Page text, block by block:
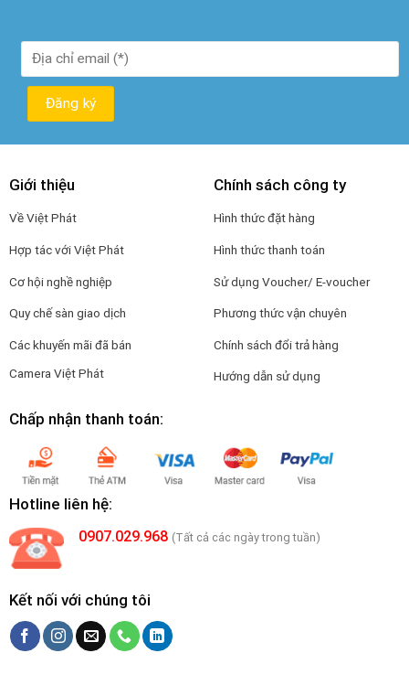
Giới thiệu
Về Việt Phát
Hợp tác với Việt Phát
Cơ hội nghề nghiệp
Quy chế sàn giao dịch
Các khuyến mãi đã bán
Camera Việt Phát
Chính sách công ty
Hình thức đặt hàng
Hình thức thanh toán
Sử dụng Voucher/ E-voucher
Phương thức vận chuyên
Chính sách đổi trả hàng
Hướng dẫn sử dụng
Chấp nhận thanh toán:
Hotline liên hệ:
0907.029.968 (Tất cả các ngày trong tuần)
Kết nối với chúng tôi